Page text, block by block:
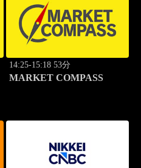
14:25-15:18 53分
MARKET COMPASS